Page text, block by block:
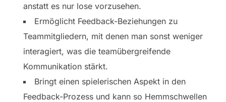
anstatt es nur lose vorzusehen.
Ermöglicht Feedback-Beziehungen zu
Teammitgliedern, mit denen man sonst weniger
interagiert, was die teamübergreifende
Kommunikation stärkt.
Bringt einen spielerischen Aspekt in den
Feedback-Prozess und kann so Hemmschwellen